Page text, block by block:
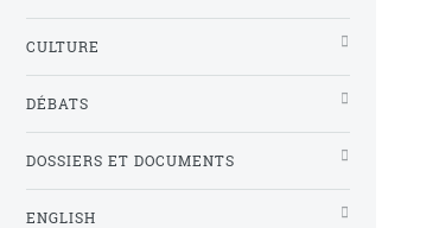
CULTURE
DÉBATS
DOSSIERS ET DOCUMENTS
ENGLISH